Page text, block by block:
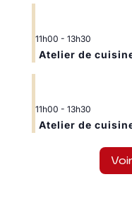
11h00 - 13h30
Atelier de
11h00 - 13h30
Atelier de